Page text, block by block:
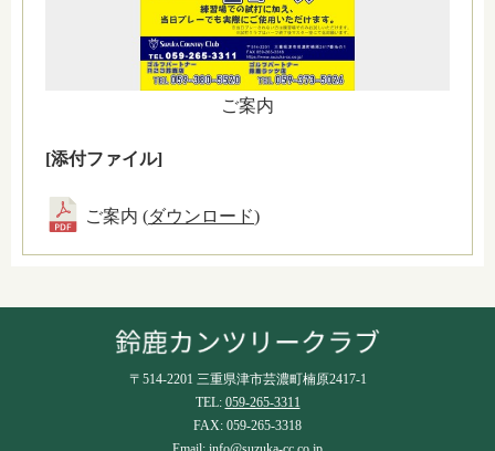
ご案内
[添付ファイル]
ご案内 (ダウンロード)
〒514-2201 三重県津市芸濃町楠原2417-1
TEL: 059-265-3311
FAX: 059-265-3318